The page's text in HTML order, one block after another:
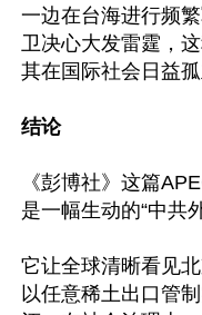
一边在台海进行频
卫决心大发雷霆，
其在国际社会日益孤
结论
《彭博社》这篇
是一幅生动的“中共
它让全球清晰看见
以任意稀土出口管